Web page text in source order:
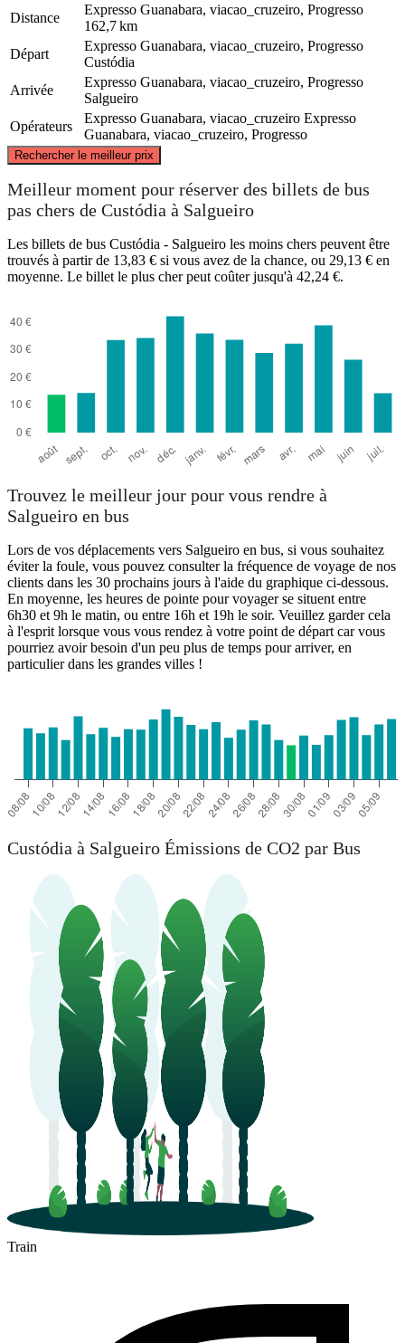
Distance
Expresso Guanabara, viacao_cruzeiro, Progresso
162,7 km
Départ
Expresso Guanabara, viacao_cruzeiro, Progresso
Custódia
Arrivée
Expresso Guanabara, viacao_cruzeiro, Progresso
Salgueiro
Opérateurs
Expresso Guanabara, viacao_cruzeiro Expresso
Guanabara, viacao_cruzeiro, Progresso
Rechercher le meilleur prix
Custodia
Salgueiro
©CARTO, ©OpenStreetMap
Meilleur moment pour réserver des billets de bus
pas chers de Custódia à Salgueiro
Les billets de bus Custódia - Salgueiro les moins chers peuvent être
trouvés à partir de 13,83 € si vous avez de la chance, ou 29,13 € en
moyenne. Le billet le plus cher peut coûter jusqu'à 42,24 €.
Trouvez le meilleur jour pour vous rendre à
Salgueiro en bus
Lors de vos déplacements vers Salgueiro en bus, si vous souhaitez
éviter la foule, vous pouvez consulter la fréquence de voyage de nos
clients dans les 30 prochains jours à l'aide du graphique ci-dessous.
En moyenne, les heures de pointe pour voyager se situent entre
6h30 et 9h le matin, ou entre 16h et 19h le soir. Veuillez garder cela
à l'esprit lorsque vous vous rendez à votre point de départ car vous
pourriez avoir besoin d'un peu plus de temps pour arriver, en
particulier dans les grandes villes !
Custódia à Salgueiro Émissions de CO2 par Bus
Train